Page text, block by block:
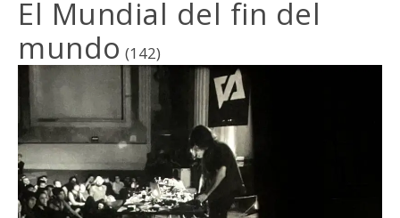
El Mundial del fin del
mundo (142)